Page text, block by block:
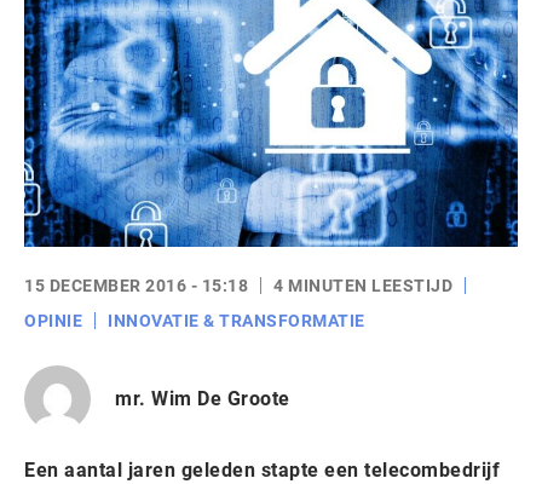
15 DECEMBER 2016 - 15:18
4 MINUTEN LEESTIJD
OPINIE
INNOVATIE & TRANSFORMATIE
mr. Wim De Groote
Een aantal jaren geleden stapte een telecombedrijf